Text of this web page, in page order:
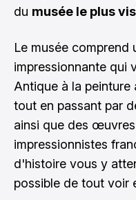
du musée le plus
Le musée comprend
impressionnante qui
Antique à la peinture
tout en passant par
ainsi que des
impressionnistes
d'histoire vous y
possible de tout voir